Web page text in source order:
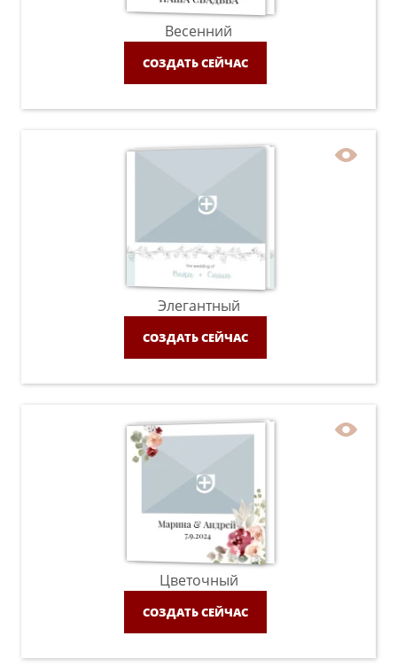
Весенний
СОЗДАТЬ СЕЙЧАС
Элегантный
СОЗДАТЬ СЕЙЧАС
Цветочный
СОЗДАТЬ СЕЙЧАС